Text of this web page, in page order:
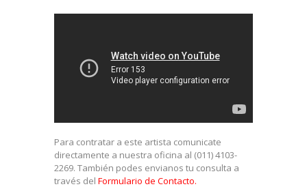
Para contratar a este artista comunicate
directamente a nuestra oficina al (011) 4103-
2269. También podes envianos tu consulta a
través del Formulario de Contacto.